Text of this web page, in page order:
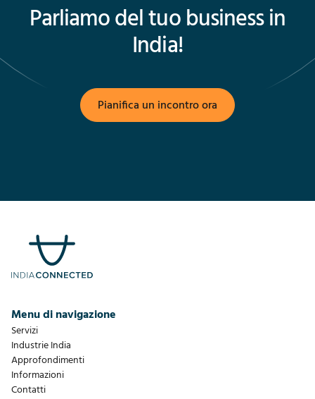
Parliamo del tuo business in
India!
Pianifica un incontro ora
Menu di navigazione
Servizi
Industrie India
Approfondimenti
Informazioni
Contatti